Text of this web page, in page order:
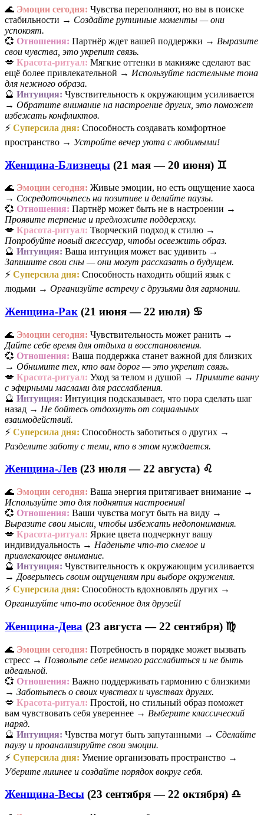
🌊 Эмоции сегодня: Чувства переполняют, но вы в поиске
стабильности → Создайте рутинные моменты — они
успокоят.
💞 Отношения: Партнёр ждет вашей поддержки → Выразите
свои чувства, это укрепит связь.
💋 Красота-ритуал: Мягкие оттенки в макияже сделают вас
ещё более привлекательной → Используйте пастельные тона
для нежного образа.
🔮 Интуиция: Чувствительность к окружающим усиливается
→ Обратите внимание на настроение других, это поможет
избежать конфликтов.
⚡ Суперсила дня: Способность создавать комфортное
пространство → Устройте вечер уюта с любимыми!
Женщина-Близнецы (21 мая — 20 июня) ♊
🌊 Эмоции сегодня: Живые эмоции, но есть ощущение хаоса
→ Сосредоточьтесь на позитиве и делайте паузы.
💞 Отношения: Партнёр может быть не в настроении →
Проявите терпение и предложите поддержку.
💋 Красота-ритуал: Творческий подход к стилю →
Попробуйте новый аксессуар, чтобы освежить образ.
🔮 Интуиция: Ваша интуиция может вас удивить →
Запишите свои сны — они могут рассказать о будущем.
⚡ Суперсила дня: Способность находить общий язык с
людьми → Организуйте встречу с друзьями для гармонии.
Женщина-Рак (21 июня — 22 июля) ♋
🌊 Эмоции сегодня: Чувствительность может ранить →
Дайте себе время для отдыха и восстановления.
💞 Отношения: Ваша поддержка станет важной для близких
→ Обнимите тех, кто вам дорог — это укрепит связь.
💋 Красота-ритуал: Уход за телом и душой → Примите ванну
с эфирными маслами для расслабления.
🔮 Интуиция: Интуиция подсказывает, что пора сделать шаг
назад → Не бойтесь отдохнуть от социальных
взаимодействий.
⚡ Суперсила дня: Способность заботиться о других →
Разделите заботу с теми, кто в этом нуждается.
Женщина-Лев (23 июля — 22 августа) ♌
🌊 Эмоции сегодня: Ваша энергия притягивает внимание →
Используйте это для поднятия настроения!
💞 Отношения: Ваши чувства могут быть на виду →
Выразите свои мысли, чтобы избежать недопонимания.
💋 Красота-ритуал: Яркие цвета подчеркнут вашу
индивидуальность → Наденьте что-то смелое и
привлекающее внимание.
🔮 Интуиция: Чувствительность к окружающим усиливается
→ Доверьтесь своим ощущениям при выборе окружения.
⚡ Суперсила дня: Способность вдохновлять других →
Организуйте что-то особенное для друзей!
Женщина-Дева (23 августа — 22 сентября) ♍
🌊 Эмоции сегодня: Потребность в порядке может вызвать
стресс → Позвольте себе немного расслабиться и не быть
идеальной.
💞 Отношения: Важно поддерживать гармонию с близкими
→ Заботьтесь о своих чувствах и чувствах других.
💋 Красота-ритуал: Простой, но стильный образ поможет
вам чувствовать себя увереннее → Выберите классический
наряд.
🔮 Интуиция: Чувства могут быть запутанными → Сделайте
паузу и проанализируйте свои эмоции.
⚡ Суперсила дня: Умение организовать пространство →
Уберите лишнее и создайте порядок вокруг себя.
Женщина-Весы (23 сентября — 22 октября) ♎